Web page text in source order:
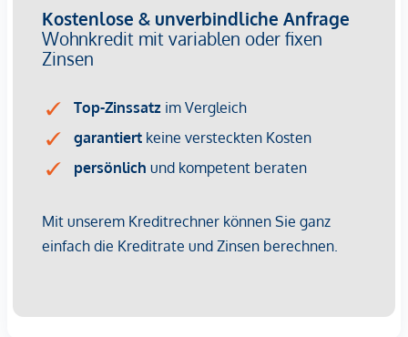
wirtschaftliches Naheverhältnis besteht.
Der Vermittler ist als Doppelmakler tätig.
Infrastruktur / Entfernungen
Gesundheit
Arzt <500m
Klinik <500m
Krankenhaus <1.250m